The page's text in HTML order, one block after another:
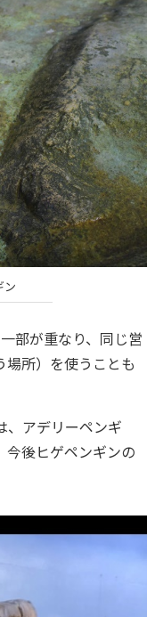
ン
部が重なり、同じ営
場所）を使うことも
アデリーペンギ
今後ヒゲペンギンの